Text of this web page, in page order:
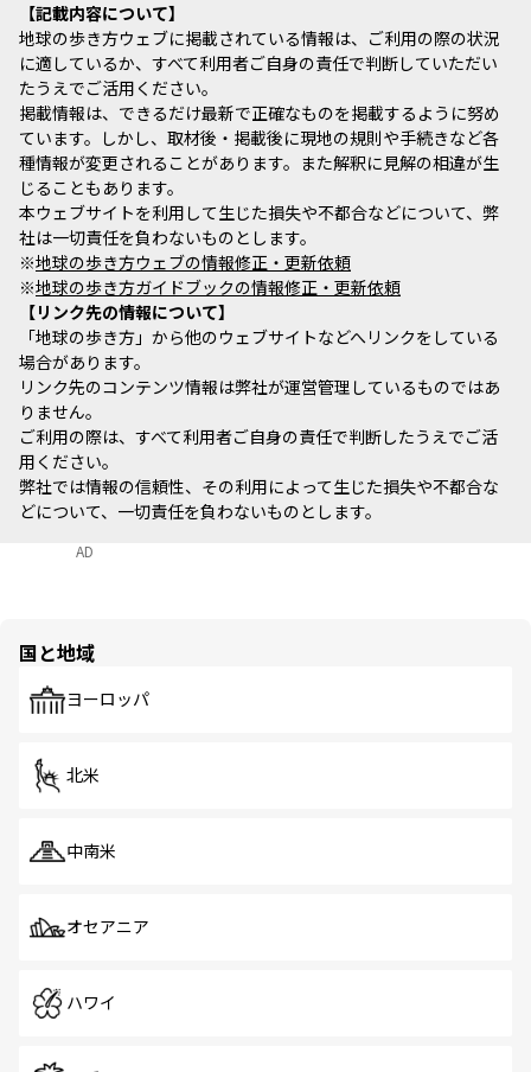
記載内容について
地球の歩き方ウェブに掲載されている情報は、ご利用の際の状況
に適しているか、すべて利用者ご自身の責任で判断していただい
たうえでご活用ください。
掲載情報は、できるだけ最新で正確なものを掲載するように努め
ています。しかし、取材後・掲載後に現地の規則や手続きなど各
種情報が変更されることがあります。また解釈に見解の相違が生
じることもあります。
本ウェブサイトを利用して生じた損失や不都合などについて、弊
社は一切責任を負わないものとします。
※地球の歩き方ウェブの情報修正・更新依頼
※地球の歩き方ガイドブックの情報修正・更新依頼
リンク先の情報について
「地球の歩き方」から他のウェブサイトなどへリンクをしている
場合があります。
リンク先のコンテンツ情報は弊社が運営管理しているものではあ
りません。
ご利用の際は、すべて利用者ご自身の責任で判断したうえでご活
用ください。
弊社では情報の信頼性、その利用によって生じた損失や不都合な
どについて、一切責任を負わないものとします。
AD
国と地域
ヨーロッパ
北米
中南米
オセアニア
ハワイ